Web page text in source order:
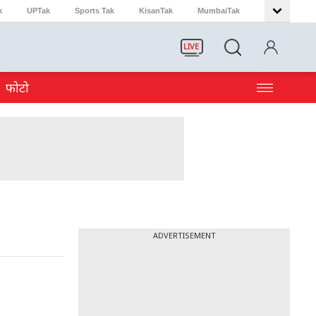
UPTak Sports Tak KisanTak MumbaiTak
LIVE
फोटो
ADVERTISEMENT